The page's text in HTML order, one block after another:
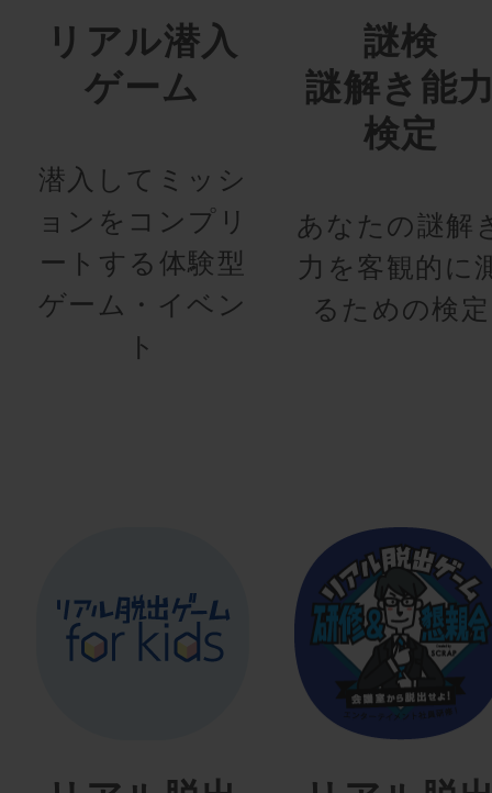
リアル潜入
ゲーム
潜入してミッシ
ョンをコンプリ
ートする体験型
ゲーム・イベン
ト
謎検
謎解き能
検定
あなたの謎解
力を客観的に
るための検定